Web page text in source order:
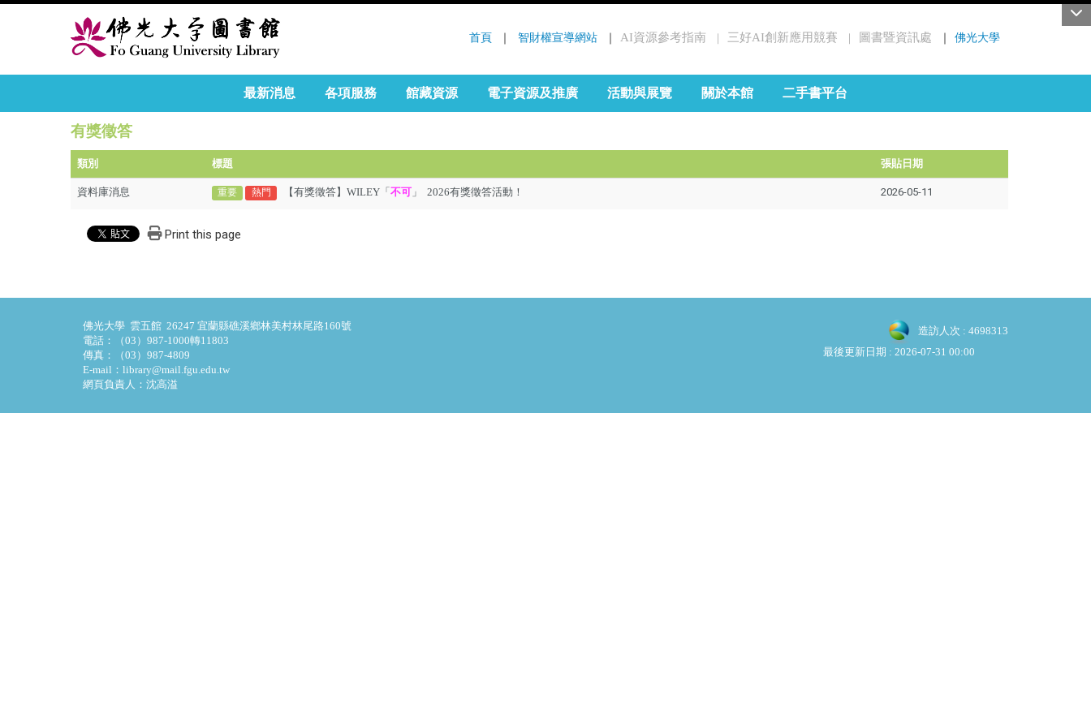
首頁 ｜ 智財權宣導網站 ｜ AI資源參考指南 三好AI創新應用競賽 圖書暨資訊處 ｜ 佛光大學
:::
最新消息 各項服務 館藏資源 電子資源及推廣 活動與展覽 關於本館 二手書平台
有獎徵答
類別 標題 張貼日期
資料庫消息 重要 熱門 【有獎徵答】WILEY「 不可」 2026有獎徵答活動！ 2026-05-11
Print this page
佛光大學 雲五館 26247 宜蘭縣礁溪鄉林美村林尾路160號
電話：（03）987-1000轉11803
傳真：（03）987-4809
E-mail：library@mail.fgu.edu.tw
網頁負責人：沈高溢
造訪人次 : 4698313
最後更新日期 : 2026-07-31 00:00